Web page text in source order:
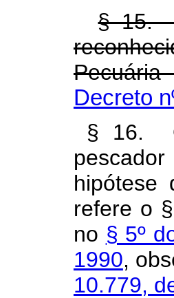
§ 15.
Pecuária
Decreto
§ 16.
hipótese
refere o
no § 5º
1990,
10.779,